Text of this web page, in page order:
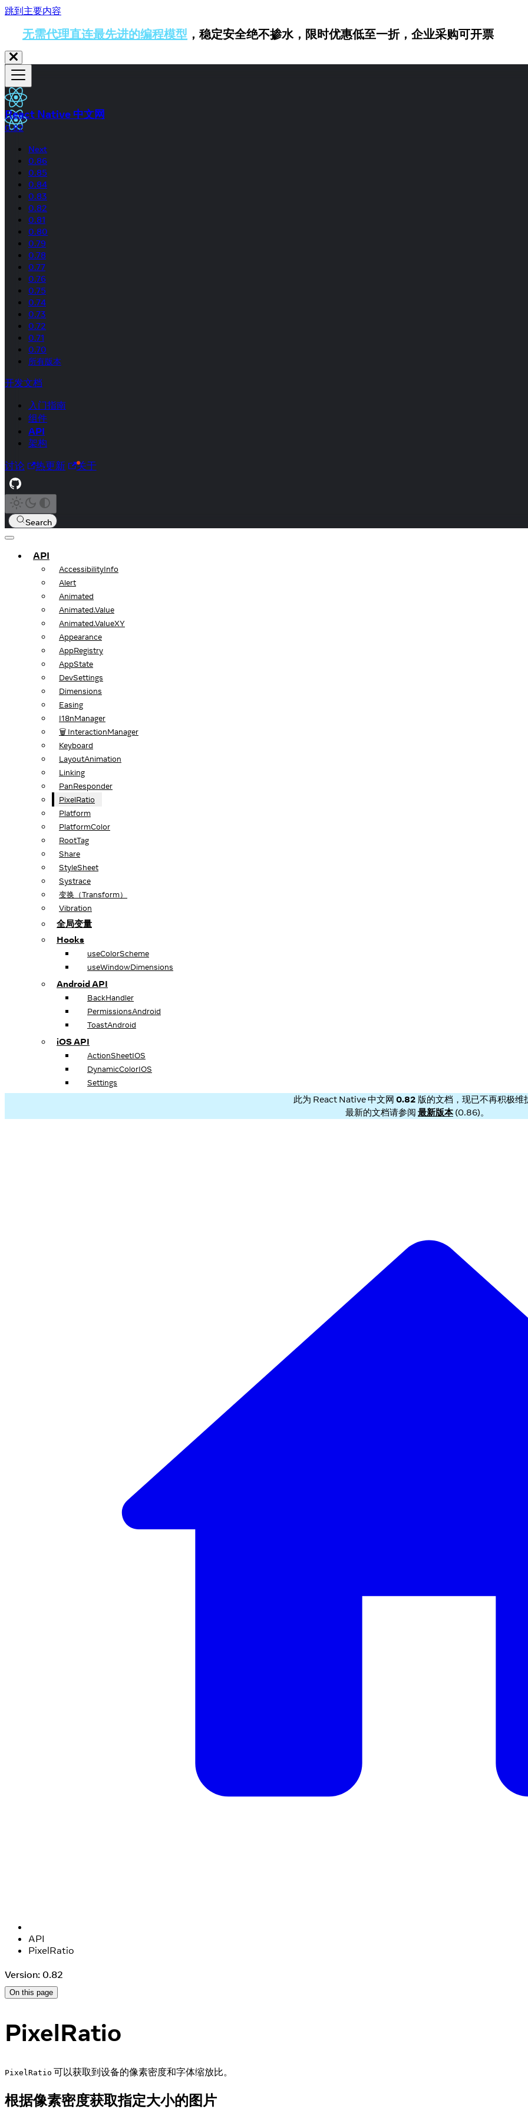
跳到主要内容
无需代理直连最先进的编程模型 ，稳定安全绝不掺水，限时优惠低至一折，企业采购可开票
React Native 中文网
0.82
Next
0.86
0.85
0.84
0.83
0.82
0.81
0.80
0.79
0.78
0.77
0.76
0.75
0.74
0.73
0.72
0.71
0.70
所有版本
开发文档
入门指南
组件
API
架构
讨论 热更新 关于
Search
API
AccessibilityInfo
Alert
Animated
Animated.Value
Animated.ValueXY
Appearance
AppRegistry
AppState
DevSettings
Dimensions
Easing
I18nManager
🗑️ InteractionManager
Keyboard
LayoutAnimation
Linking
PanResponder
PixelRatio
Platform
PlatformColor
RootTag
Share
StyleSheet
Systrace
变换（Transform）
Vibration
全局变量
Hooks
useColorScheme
useWindowDimensions
Android API
BackHandler
PermissionsAndroid
ToastAndroid
iOS API
ActionSheetIOS
DynamicColorIOS
Settings
此为 React Native 中文网 0.82 版的文档，现已不再积极维
最新的文档请参阅 最新版本(0.86)。
API
PixelRatio
Version: 0.82
On this page
PixelRatio
PixelRatio 可以获取到设备的像素密度和字体缩放比。
根据像素密度获取指定大小的图片